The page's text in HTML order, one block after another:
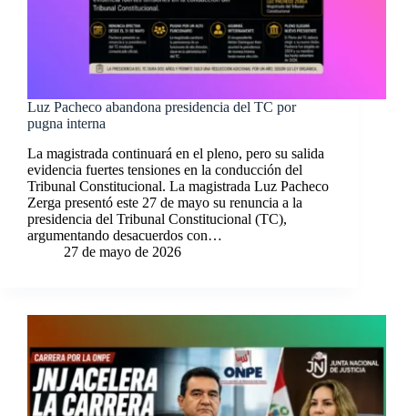
Luz Pacheco abandona presidencia del TC por
pugna interna
La magistrada continuará en el pleno, pero su salida
evidencia fuertes tensiones en la conducción del
Tribunal Constitucional. La magistrada Luz Pacheco
Zerga presentó este 27 de mayo su renuncia a la
presidencia del Tribunal Constitucional (TC),
argumentando desacuerdos con…
27 de mayo de 2026